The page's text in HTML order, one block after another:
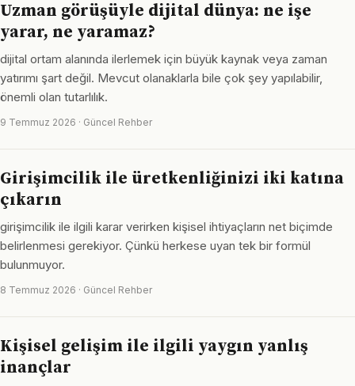
Uzman görüşüyle dijital dünya: ne işe
yarar, ne yaramaz?
dijital ortam alanında ilerlemek için büyük kaynak veya zaman
yatırımı şart değil. Mevcut olanaklarla bile çok şey yapılabilir,
önemli olan tutarlılık.
9 Temmuz 2026 · Güncel Rehber
Girişimcilik ile üretkenliğinizi iki katına
çıkarın
girişimcilik ile ilgili karar verirken kişisel ihtiyaçların net biçimde
belirlenmesi gerekiyor. Çünkü herkese uyan tek bir formül
bulunmuyor.
8 Temmuz 2026 · Güncel Rehber
Kişisel gelişim ile ilgili yaygın yanlış
inançlar